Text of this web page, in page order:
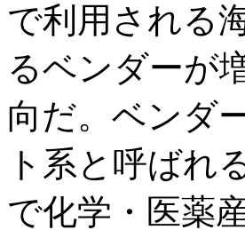
で利用される
るベンダーが
向だ。ベンダ
ト系と呼ばれ
で化学・医薬